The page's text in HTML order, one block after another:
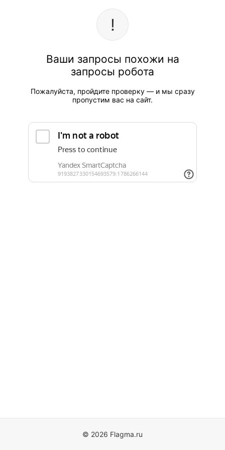
Ваши запросы похожи на
запросы робота
Пожалуйста, пройдите проверку — и мы сразу
пропустим вас на сайт.
© 2026 Flagma.ru